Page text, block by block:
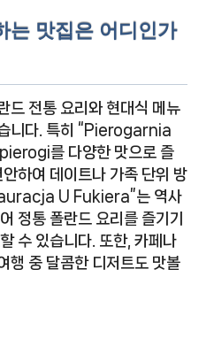
는 맛집은 어디인가
드 전통 요리와 현대식 메뉴
니다. 특히 “Pierogarnia
를 다양한 맛으로 즐
하여 데이트나 가족 단위 방
U Fukiera”는 역사
정통 폴란드 요리를 즐기기
수 있습니다. 또한, 카페나
행 중 달콤한 디저트도 맛볼